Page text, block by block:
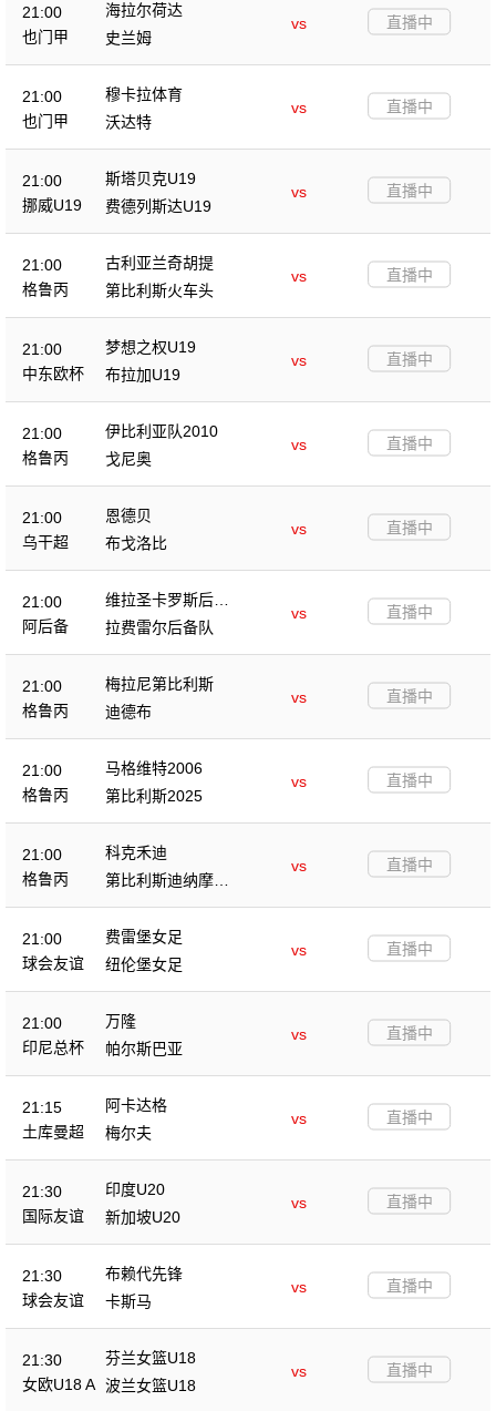
21:00
也门甲
海拉尔荷达
vs
史兰姆
直播中
21:00
也门甲
穆卡拉体育
vs
沃达特
直播中
21:00
挪威U19
斯塔贝克U19
vs
费德列斯达U19
直播中
21:00
格鲁丙
古利亚兰奇胡提
vs
第比利斯火车头
直播中
21:00
中东欧杯
梦想之权U19
vs
布拉加U19
直播中
21:00
格鲁丙
伊比利亚队2010
vs
戈尼奥
直播中
21:00
乌干超
恩德贝
vs
布戈洛比
直播中
21:00
阿后备
维拉圣卡罗斯后备
队
vs
拉费雷尔后备队
直播中
21:00
格鲁丙
梅拉尼第比利斯
vs
迪德布
直播中
21:00
格鲁丙
马格维特2006
vs
第比利斯2025
直播中
21:00
格鲁丙
科克禾迪
vs
第比利斯迪纳摩B
队
直播中
21:00
球会友谊
费雷堡女足
vs
纽伦堡女足
直播中
21:00
印尼总杯
万隆
vs
帕尔斯巴亚
直播中
21:15
土库曼超
阿卡达格
vs
梅尔夫
直播中
21:30
国际友谊
印度U20
vs
新加坡U20
直播中
21:30
球会友谊
布赖代先锋
vs
卡斯马
直播中
21:30
女欧U18 A
芬兰女篮U18
vs
波兰女篮U18
直播中